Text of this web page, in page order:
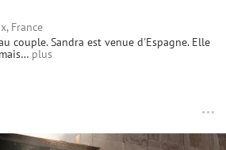
France
couple. Sandra est venue d'Espagne. Elle
plus